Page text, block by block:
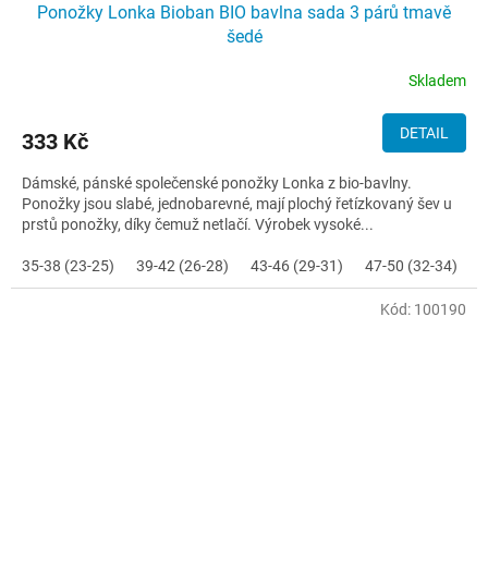
Ponožky Lonka Bioban BIO bavlna sada 3 párů tmavě
šedé
Skladem
333 Kč DETAIL
Dámské, pánské společenské ponožky Lonka z bio-bavlny.
Ponožky jsou slabé, jednobarevné, mají plochý řetízkovaný šev u
prstů ponožky, díky čemuž netlačí. Výrobek vysoké...
35-38 (23-25) 39-42 (26-28) 43-46 (29-31) 47-50 (32-34)
Kód: 100190